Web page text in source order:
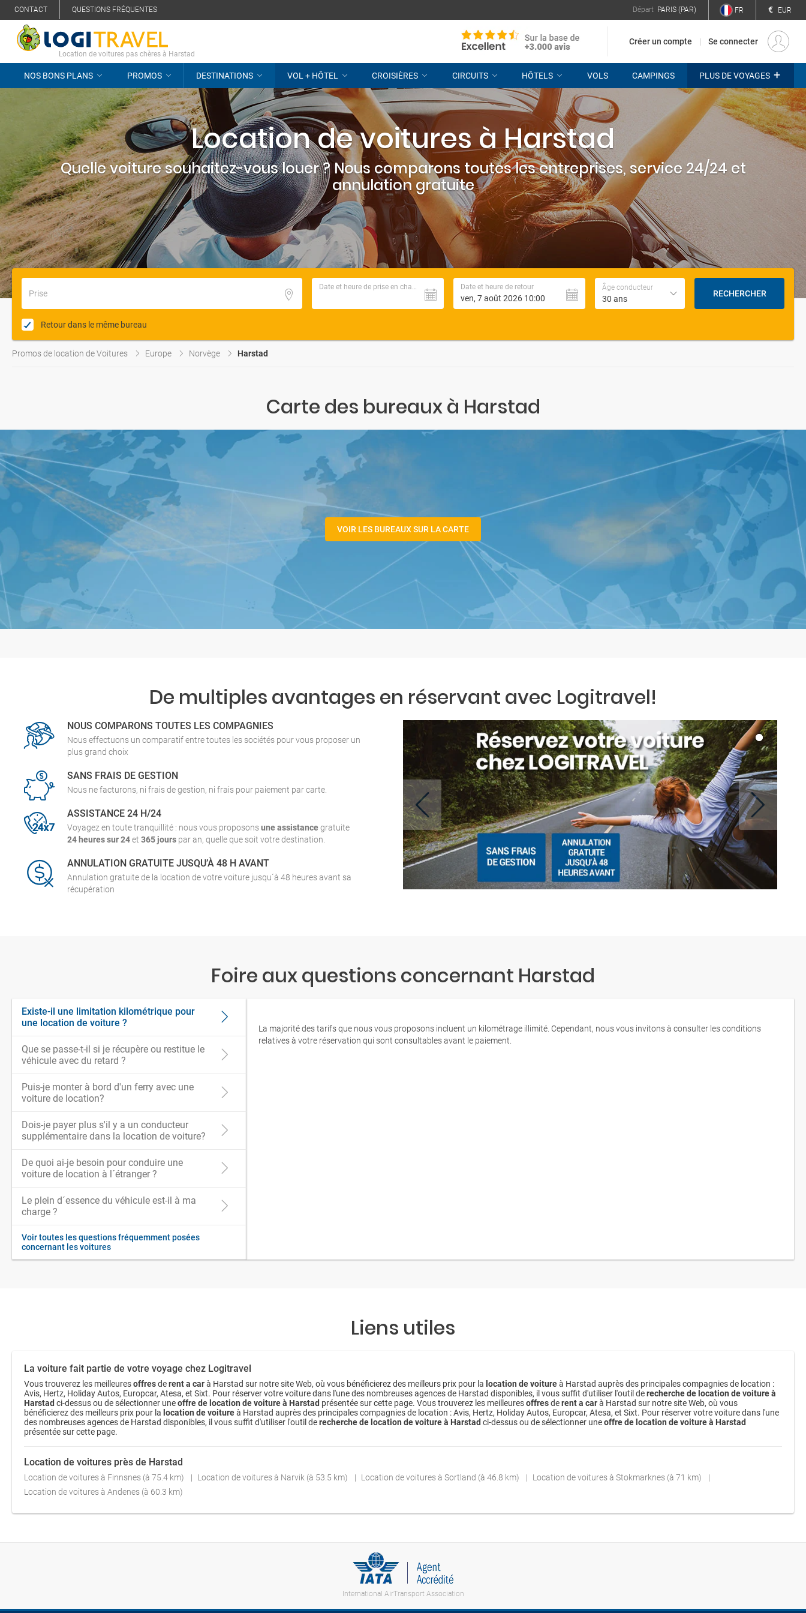
CONTACT QUESTIONS FRÉQUENTES Départ PARIS (PAR) FR € EUR
Location de voitures pas chères à Harstad
Créer un compte Se connecter
NOS BONS PLANS PROMOS DESTINATIONS VOL + HÔTEL CROISIÈRES CIRCUITS HÔTELS VOLS CAMPINGS PLUS DE VOYAGES +
Location de voitures à Harstad
Quelle voiture souhaitez-vous louer ? Nous comparons toutes les entreprises, service 24/24 et
annulation gratuite
Prise
Date et heure de prise en charge Date et heure de retour Âge conducteur
30 ans
RECHERCHER
Retour dans le même bureau
Promos de location de Voitures Europe Norvège Harstad
Carte des bureaux à Harstad
VOIR LES BUREAUX SUR LA CARTE
De multiples avantages en réservant avec Logitravel!
NOUS COMPARONS TOUTES LES COMPAGNIES
Nous effectuons un comparatif entre toutes les sociétés pour vous proposer un
plus grand choix
SANS FRAIS DE GESTION
Nous ne facturons, ni frais de gestion, ni frais pour paiement par carte.
ASSISTANCE 24 H/24
Voyagez en toute tranquillité : nous vous proposonsune assistancegratuite
24 heures sur 24et 365 jours par an, quelle que soit votre destination.
ANNULATION GRATUITE JUSQU’À 48 H AVANT
Annulation gratuite de la location de votre voiture jusqu´à 48 heures avant sa
récupération
Foire aux questions concernant Harstad
Existe-il une limitation kilométrique pour
une location de voiture ?
Que se passe-t-il si je récupère ou restitue le
véhicule avec du retard ?
Puis-je monter à bord d'un ferry avec une
voiture de location?
Dois-je payer plus s'il y a un conducteur
supplémentaire dans la location de voiture?
De quoi ai-je besoin pour conduire une
voiture de location à l´étranger ?
Le plein d´essence du véhicule est-il à ma
charge ?
Voir toutes les questions fréquemment posées
concernant les voitures
La majorité des tarifs que nous vous proposons incluent un kilométrage illimité. Cependant, nous vous invitons à consulter les conditions
relatives à votre réservation qui sont consultables avant le paiement.
Liens utiles
La voiture fait partie de votre voyage chez Logitravel
Vous trouverez les meilleuresoffresderent a carà Harstad sur notre site Web, où vous bénéficierez des meilleurs prix pour la location de voitureà Harstad auprès des principales compagnies de location :
Avis, Hertz, Holiday Autos, Europcar, Atesa, et Sixt. Pour réserver votre voiture dans l'une des nombreuses agences de Harstad disponibles, il vous suffit d'utiliser l'outil derecherche de location de voiture à
Harstad ci-dessus ou de sélectionner uneoffre de location de voiture à Harstad présentée sur cette page. Vous trouverez les meilleuresoffresderent a carà Harstad sur notre site Web, où vous
bénéficierez des meilleurs prix pour la location de voitureà Harstad auprès des principales compagnies de location : Avis, Hertz, Holiday Autos, Europcar, Atesa, et Sixt. Pour réserver votre voiture dans l'une
des nombreuses agences de Harstad disponibles, il vous suffit d'utiliser l'outil derecherche de location de voiture à Harstad ci-dessus ou de sélectionner uneoffre de location de voiture à Harstad
présentée sur cette page.
Location de voitures près de Harstad
Location de voitures à Finnsnes (à 75.4 km) Location de voitures à Narvik (à 53.5 km) Location de voitures à Sortland (à 46.8 km)
Location de voitures à Stokmarknes (à 71 km)
Location de voitures à Andenes (à 60.3 km)
International AirTransport Association